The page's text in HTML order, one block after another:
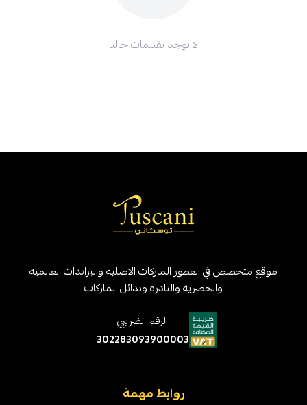
لا توجد تقييمات حاليا
موقع متخصص في العطور الماركات الاصليه والبراندات العالميه
والحصريه والنادره وبدائل الماركات
الرقم الضريبي
302283093900003
روابط مهمة